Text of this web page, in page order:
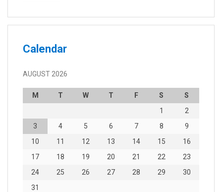
Calendar
AUGUST 2026
M T W T F S
S
1
2
3
4 5 6 7 8
9
10
11 12 13 14 15
16
17
18 19 20 21 22
23
24
25 26 27 28 29
30
31